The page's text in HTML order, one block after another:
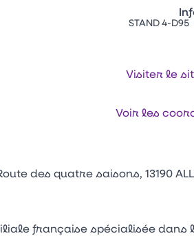
STAND 4-D95
Visiter le
Voir les
des quatre saisons, 13190
française spécialisée